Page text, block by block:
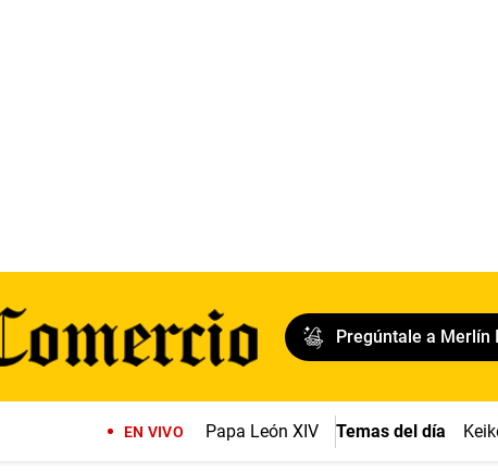
Pregúntale a Merlín
EN VIVO Papa León XIV Temas del día